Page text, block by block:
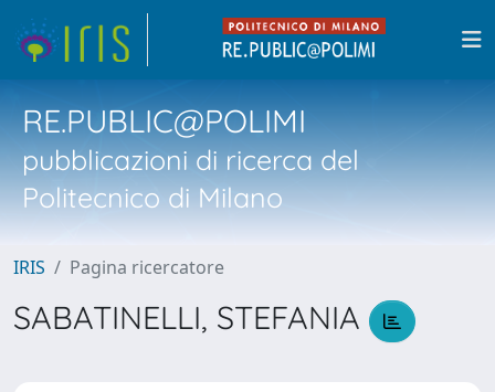
RE.PUBLIC@POLIMI
pubblicazioni di ricerca del
Politecnico di Milano
IRIS Pagina ricercatore
SABATINELLI, STEFANIA